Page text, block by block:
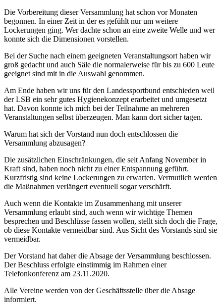
Die Vorbereitung dieser Versammlung hat schon vor Monaten
begonnen. In einer Zeit in der es gefühlt nur um weitere
Lockerungen ging. Wer dachte schon an eine zweite Welle und wer
konnte sich die Dimensionen vorstellen.
Bei der Suche nach einem geeigneten Veranstaltungsort haben wir
groß gedacht und auch Säle die normalerweise für bis zu 600 Leute
geeignet sind mit in die Auswahl genommen.
Am Ende haben wir uns für den Landessportbund entschieden weil
der LSB ein sehr gutes Hygienekonzept erarbeitet und umgesetzt
hat. Davon konnte ich mich bei der Teilnahme an mehreren
Veranstaltungen selbst überzeugen. Man kann dort sicher tagen.
Warum hat sich der Vorstand nun doch entschlossen die
Versammlung abzusagen?
Die zusätzlichen Einschränkungen, die seit Anfang November in
Kraft sind, haben noch nicht zu einer Entspannung geführt.
Kurzfristig sind keine Lockerungen zu erwarten. Vermutlich werden
die Maßnahmen verlängert eventuell sogar verschärft.
Auch wenn die Kontakte im Zusammenhang mit unserer
Versammlung erlaubt sind, auch wenn wir wichtige Themen
besprechen und Beschlüsse fassen wollen, stellt sich doch die Frage,
ob diese Kontakte vermeidbar sind. Aus Sicht des Vorstands sind sie
vermeidbar.
Der Vorstand hat daher die Absage der Versammlung beschlossen.
Der Beschluss erfolgte einstimmig im Rahmen einer
Telefonkonferenz am 23.11.2020.
Alle Vereine werden von der Geschäftsstelle über die Absage
informiert.